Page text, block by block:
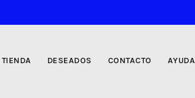
TIENDA DESEADOS CONTACTO AYUDA